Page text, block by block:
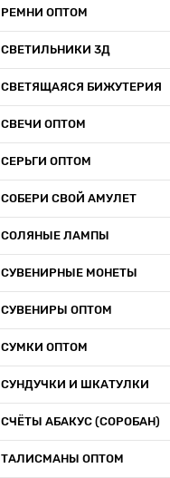
РЕМНИ ОПТОМ
СВЕТИЛЬНИКИ 3Д
СВЕТЯЩАЯСЯ БИЖУТЕРИЯ
СВЕЧИ ОПТОМ
СЕРЬГИ ОПТОМ
СОБЕРИ СВОЙ АМУЛЕТ
СОЛЯНЫЕ ЛАМПЫ
СУВЕНИРНЫЕ МОНЕТЫ
СУВЕНИРЫ ОПТОМ
СУМКИ ОПТОМ
СУНДУЧКИ И ШКАТУЛКИ
СЧЁТЫ АБАКУС (СОРОБАН)
ТАЛИСМАНЫ ОПТОМ